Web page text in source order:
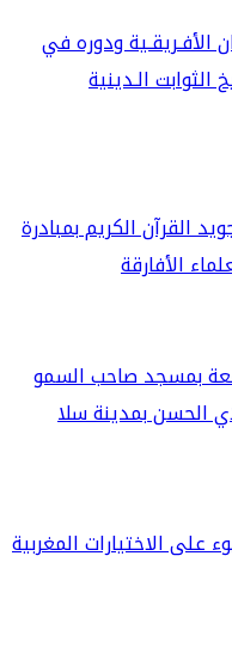
ودوره في
الكريم بمبادرة
صاحب السمو
بمدينة سلا
المغربية